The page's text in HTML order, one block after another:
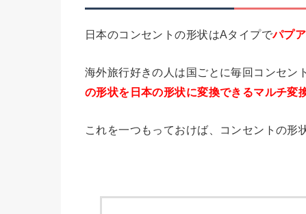
日本のコンセントの形状はAタイプでパプ
海外旅行好きの人は国ごとに毎回コンセン
の形状を日本の形状に変換できるマルチ変
これを一つもっておけば、コンセントの形